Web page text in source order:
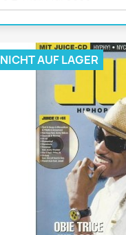
NICHT AUF LAGER